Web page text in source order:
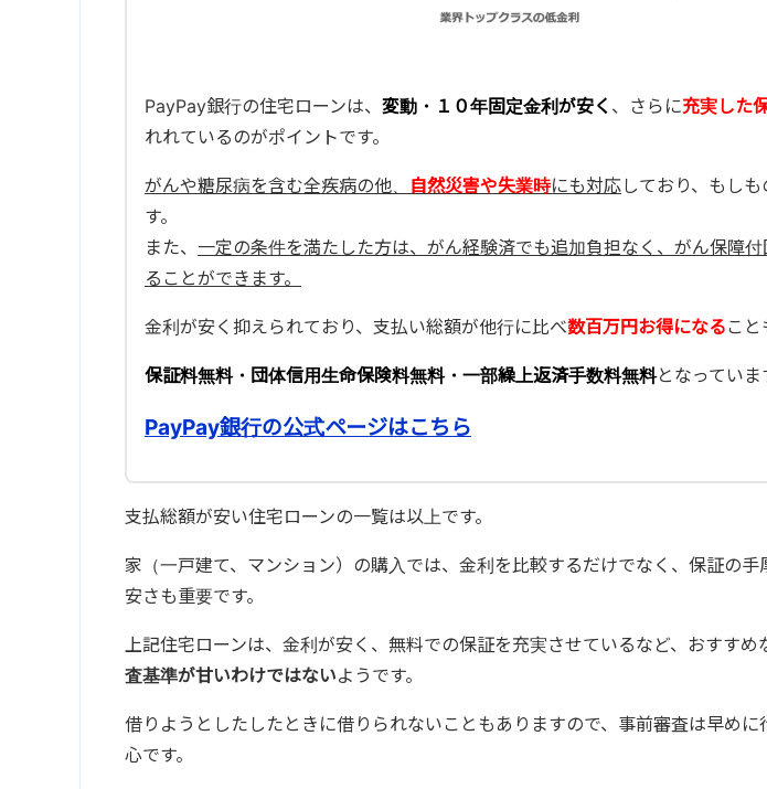
PayPay銀行の住宅ローンは、 変動・１０年固定金利が安く 、さらに充実した
れれているのがポイントです。
がんや糖尿病を含む全疾病の他、 自然災害や失業時にも対応しており、もし
す。
また、 一定の条件を満たした方は、がん経験済でも追加負担なく、がん保障
ることができます。
金利が安く抑えられており、支払い総額が他行に比べ数百万円お得になる こと
保証料無料・団体信用生命保険料無料・一部繰上返済手数料無料となっていま
PayPay銀行の公式ページはこちら
支払総額が安い住宅ローンの一覧は以上です。
家（一戸建て、マンション）の購入では、金利を比較するだけでなく、保証の手
安さも重要です。
上記住宅ローンは、金利が安く、無料での保証を充実させているなど、おすすめ
査基準が甘いわけではないようです。
借りようとしたしたときに借りられないこともありますので、事前審査は早めに
心です。